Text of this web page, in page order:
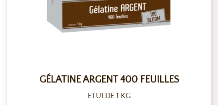
GÉLATINE ARGENT 400 FEUILLES
ETUI DE 1 KG